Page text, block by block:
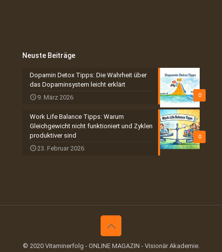
Neuste Beiträge
0
Dopamin Detox Tipps: Die Wahrheit über
das Dopaminsystem leicht erklärt
9. März 2026
0
Work Life Balance Tipps: Warum
Gleichgewicht nicht funktioniert und Zyklen
produktiver sind
23. Februar 2026
© 2020 Vitaminerfolg - ONLINE MAGAZIN - Visionär Akademie.